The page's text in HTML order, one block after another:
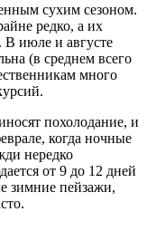
сухим сезоном.
редко, а их
В июле и августе
(в среднем всего
много
похолодание, и
когда ночные
нередко
от 9 до 12 дней
зимние пейзажи,